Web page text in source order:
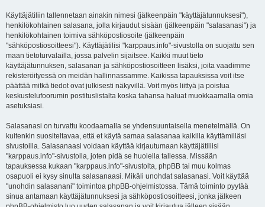
Käyttäjätiliin tallennetaan ainakin nimesi (jälkeenpäin "käyttäjätunnuksesi"),
henkilökohtainen salasana, jolla kirjaudut sisään (jälkeenpäin "salasanasi") ja
henkilökohtainen toimiva sähköpostiosoite (jälkeenpäin
"sähköpostiosoitteesi"). Käyttäjätilisi "karppaus.info"-sivustolla on suojattu sen
maan tietoturvalailla, jossa palvelin sijaitsee. Kaikki muut tieto
käyttäjätunnuksen, salasanan ja sähköpostiosoitteen lisäksi, joita vaadimme
rekisteröityessä on meidän hallinnassamme. Kaikissa tapauksissa voit itse
päättää mitkä tiedot ovat julkisesti näkyvillä. Voit myös liittyä ja poistua
keskustelufoorumin postituslistalta koska tahansa haluat muokkaamalla omia
asetuksiasi.
Salasanasi on turvattu koodaamalla se yhdensuuntaisella menetelmällä. On
kuitenkin suositeltavaa, että et käytä samaa salasanaa kaikilla käyttämilläsi
sivustoilla. Salasanaasi voidaan käyttää kirjautumaan käyttäjätiliisi
"karppaus.info"-sivustolla, joten pidä se huolella tallessa. Missään
tapauksessa kukaan "karppaus.info"-sivustolta, phpBB tai muu kolmas
osapuoli ei kysy sinulta salasanaasi. Mikäli unohdat salasanasi. Voit käyttää
"unohdin salasanani" toimintoa phpBB-ohjelmistossa. Tämä toiminto pyytää
sinua antamaan käyttäjätunnuksesi ja sähköpostiosoitteesi, jonka jälkeen